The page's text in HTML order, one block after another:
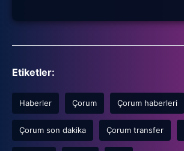
Etiketler:
Haberler Çorum Çorum haberleri
Çorum son dakika Çorum transfer